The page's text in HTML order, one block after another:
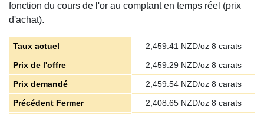
fonction du cours de l'or au comptant en temps réel (prix
d'achat).
Taux actuel 2,459.41 NZD/oz 8 carats
Prix de l'offre
2,459.29NZD/oz 8 carats
Prix demandé
2,459.54NZD/oz 8 carats
Précédent Fermer
2,408.65NZD/oz 8 carats